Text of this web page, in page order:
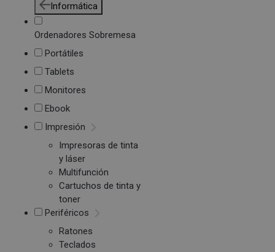
Informática
Ordenadores Sobremesa
Portátiles
Tablets
Monitores
Ebook
Impresión
Impresoras de tinta
y láser
Multifunción
Cartuchos de tinta y
toner
Periféricos
Ratones
Teclados